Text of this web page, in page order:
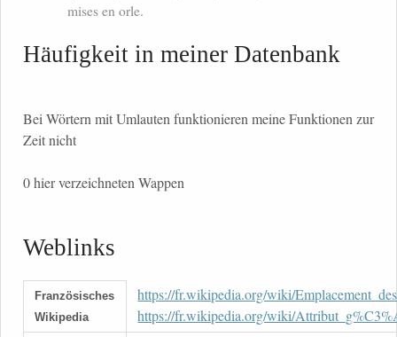
mises en orle.
Häufigkeit in meiner Datenbank
Bei Wörtern mit Umlauten funktionieren meine Funktionen zur
Zeit nicht
0 hier verzeichneten Wappen
Weblinks
Französisches
Wikipedia
https://fr.wikipedia.org/wiki/
https://fr.wikipedia.org/wiki/